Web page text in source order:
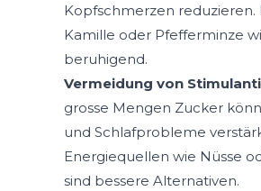
Kopfschmerzen reduzieren.
Kamille oder Pfefferminze
beruhigend.
Vermeidung von
grosse Mengen Zucker
und Schlafprobleme
Energiequellen wie Nüsse
sind bessere Alternativen.